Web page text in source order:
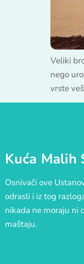
Veliki
nego
vrste
Kuća Malih
Osnivači ove
odrasli i iz tog
nikada ne moraju ni
maštaju.